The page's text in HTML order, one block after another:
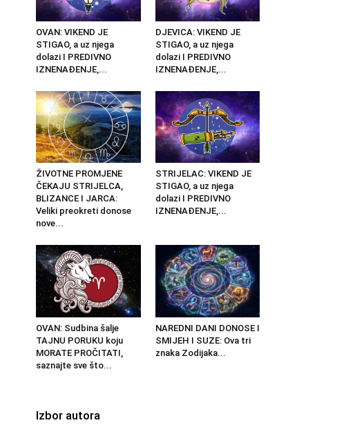
OVAN: VIKEND JE
STIGAO, a uz njega
dolazi I PREDIVNO
IZNENAĐENJE,...
DJEVICA: VIKEND JE
STIGAO, a uz njega
dolazi I PREDIVNO
IZNENAĐENJE,...
ŽIVOTNE PROMJENE
ČEKAJU STRIJELCA,
BLIZANCE I JARCA:
Veliki preokreti donose
nove...
STRIJELAC: VIKEND JE
STIGAO, a uz njega
dolazi I PREDIVNO
IZNENAĐENJE,...
OVAN: Sudbina šalje
TAJNU PORUKU koju
MORATE PROČITATI,
saznajte sve što...
NAREDNI DANI DONOSE I
SMIJEH I SUZE: Ova tri
znaka Zodijaka...
Izbor autora